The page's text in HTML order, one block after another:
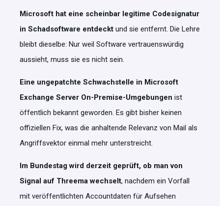
Microsoft hat eine scheinbar legitime Codesignatur
in Schadsoftware entdeckt und sie entfernt. Die Lehre
bleibt dieselbe: Nur weil Software vertrauenswürdig
aussieht, muss sie es nicht sein.
Eine ungepatchte Schwachstelle in Microsoft
Exchange Server On-Premise-Umgebungen ist
öffentlich bekannt geworden. Es gibt bisher keinen
offiziellen Fix, was die anhaltende Relevanz von Mail als
Angriffsvektor einmal mehr unterstreicht.
Im Bundestag wird derzeit geprüft, ob man von
Signal auf Threema wechselt, nachdem ein Vorfall
mit veröffentlichten Accountdaten für Aufsehen